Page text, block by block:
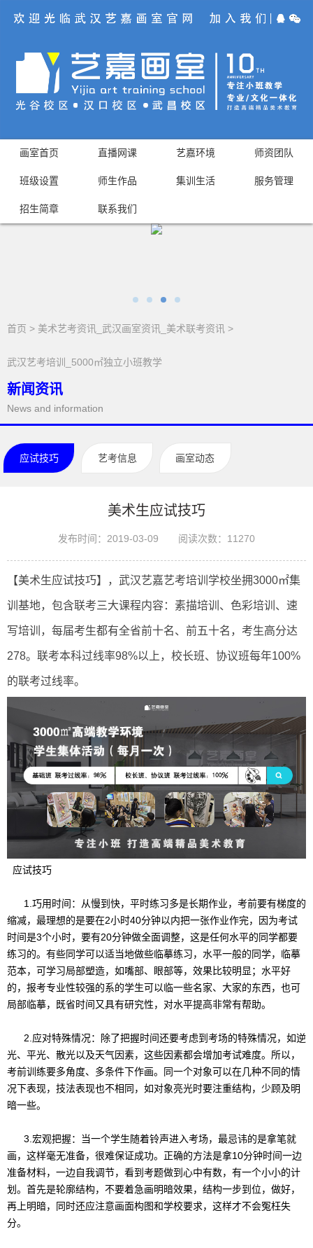
画室首页 直播网课 艺嘉环境 师资团队
班级设置 师生作品 集训生活 服务管理
招生简章 联系我们
首页 > 美术艺考资讯_武汉画室资讯_美术联考资讯 >
武汉艺考培训_5000㎡独立小班教学
新闻资讯
News and information
应试技巧 艺考信息 画室动态
美术生应试技巧
发布时间：2019-03-09 阅读次数： 11270
【美术生应试技巧】，武汉艺嘉艺考培训学校坐拥3000㎡集
训基地，包含联考三大课程内容：素描培训、色彩培训、速
写培训，每届考生都有全省前十名、前五十名，考生高分达
278。联考本科过线率98%以上，校长班、协议班每年100%
的联考过线率。
应试技巧
1.巧用时间：从慢到快，平时练习多是长期作业，考前要有梯度的
缩减，最理想的是要在2小时40分钟以内把一张作业作完，因为考试
时间是3个小时，要有20分钟做全面调整，这是任何水平的同学都要
练习的。有些同学可以适当地做些临摹练习，水平一般的同学，临摹
范本，可学习局部塑造，如嘴部、眼部等，效果比较明显；水平好
的，报考专业性较强的系的学生可以临一些名家、大家的东西，也可
局部临摹，既省时间又具有研究性，对水平提高非常有帮助。
2.应对特殊情况：除了把握时间还要考虑到考场的特殊情况，如逆
光、平光、散光以及天气因素，这些因素都会增加考试难度。所以，
考前训练要多角度、多条件下作画。同一个对象可以在几种不同的情
况下表现，技法表现也不相同，如对象亮光时要注重结构，少顾及明
暗一些。
3.宏观把握：当一个学生随着铃声进入考场，最忌讳的是拿笔就
画，这样毫无准备，很难保证成功。正确的方法是拿10分钟时间一边
准备材料，一边自我调节，看到考题做到心中有数，有一个小小的计
划。首先是轮廓结构，不要着急画明暗效果，结构一步到位，做好，
再上明暗，同时还应注意画面构图和学校要求，这样才不会冤枉失
分。